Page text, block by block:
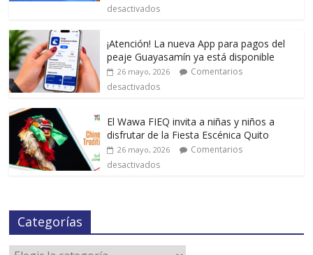
desactivados
¡Atención! La nueva App para pagos del
peaje Guayasamín ya está disponible
26 mayo, 2026
Comentarios
desactivados
El Wawa FIEQ invita a niñas y niños a
disfrutar de la Fiesta Escénica Quito
26 mayo, 2026
Comentarios
desactivados
Categorías